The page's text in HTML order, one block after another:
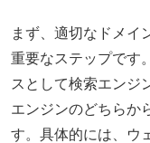
まず、適切なドメイ
重要なステップです
スとして検索エンジ
エンジンのどちらか
す。具体的には、ウ